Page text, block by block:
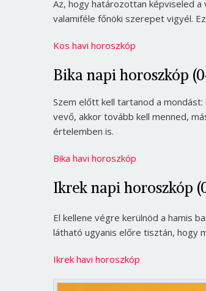
Az, hogy határozottan képviseled
valamiféle főnöki szerepet vigyél.
Kos havi horoszkóp
Bika napi horoszkóp
Szem előtt kell tartanod a mondást:
vevő, akkor tovább kell menned,
értelemben is.
Bika havi horoszkóp
Ikrek napi horoszkóp
El kellene végre kerülnöd a hamis
látható ugyanis előre tisztán, hogy
Ikrek havi horoszkóp